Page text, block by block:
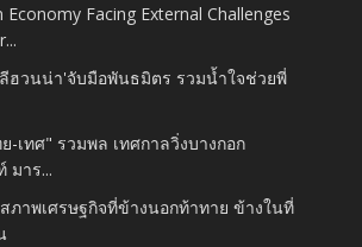
Economy Facing External Challenges
ฮวนน่า'จับมือพันธมิตร รวมน้ำใจช่วยพี่
-เทศ" รวมพล เทศกาลวิ่งบางกอก
มาร...
ภาพเศรษฐกิจที่ข้างนอกท้าทาย ข้างในที่